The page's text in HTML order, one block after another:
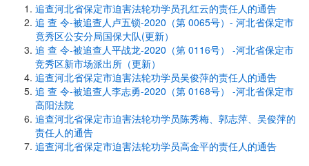
追查河北省保定市迫害法轮功学员孔红云的责任人的通告
追 查 令-被追查人卢五锁-2020（第 0065号）- 河北省保定市
竟秀区公安分局国保大队(更新）
追 查 令-被追查人平战龙-2020（第 0116号） -河北省保定市
竞秀区新市场派出所（更新）
追查河北省保定市迫害法轮功学员吴俊萍的责任人的通告
追 查 令-被追查人李志勇-2020（第 0168号） -河北省保定市
高阳法院
追查河北省保定市迫害法轮功学员陈秀梅、郭志萍、吴俊萍的
责任人的通告
追查河北省保定市迫害法轮功学员高金平的责任人的通告